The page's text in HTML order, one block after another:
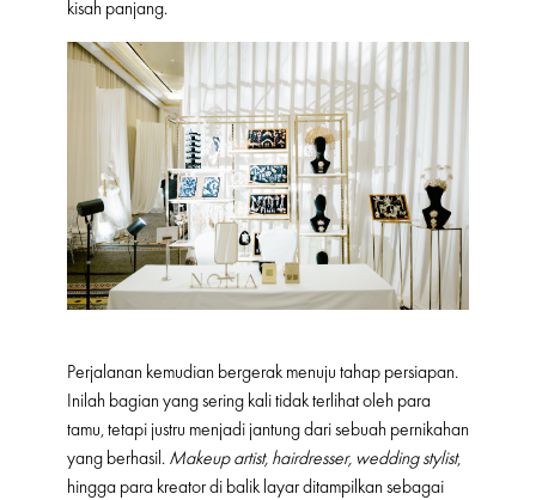
kisah panjang.
Perjalanan kemudian bergerak menuju tahap persiapan.
Inilah bagian yang sering kali tidak terlihat oleh para
tamu, tetapi justru menjadi jantung dari sebuah pernikahan
yang berhasil. Makeup artist, hairdresser, wedding stylist,
hingga para kreator di balik layar ditampilkan sebagai